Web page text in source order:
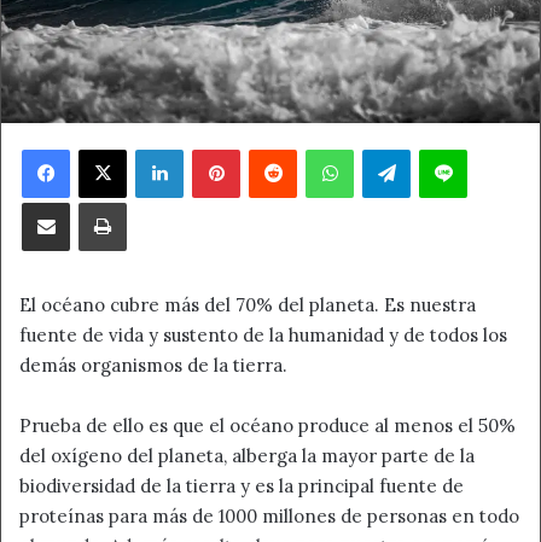
Facebook
X LinkedInPinterestReddit WhatsAppTelegramLine
Compartir por correo electrónicoImprimir
El océano cubre más del 70% del planeta. Es nuestra
fuente de vida y sustento de la humanidad y de todos los
demás organismos de la tierra.
Prueba de ello es que el océano produce al menos el 50%
del oxígeno del planeta, alberga la mayor parte de la
biodiversidad de la tierra y es la principal fuente de
proteínas para más de 1000 millones de personas en todo